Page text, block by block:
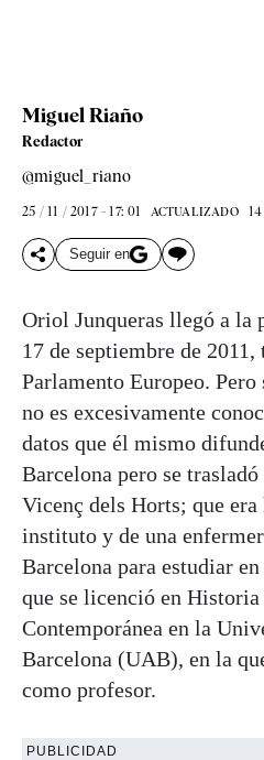
Miguel Riaño
Redactor
@miguel_riano
25 / 11 / 2017 - 17: 01 ACTUALIZADO
Seguir en
Oriol Junqueras llegó a la
17 de septiembre de 2011,
Parlamento Europeo.
no es excesivamente
datos que él mismo
Barcelona pero se trasladó
Vicenç dels Horts; que
instituto y de una
Barcelona para estudiar
que se licenció en
Contemporánea en la
Barcelona (UAB), en la
como profesor.
PUBLICIDAD